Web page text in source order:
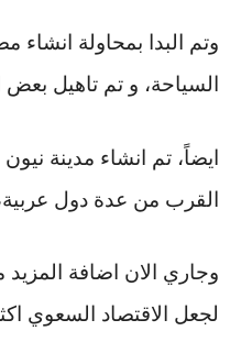
وتم البدا بمحاولة
السياحة، و تم تاهيل بعض
ايضاً، تم انشاء مدينة
القرب من عدة دول
وجاري الان اضافة المزيد
لجعل الاقتصاد السعوي